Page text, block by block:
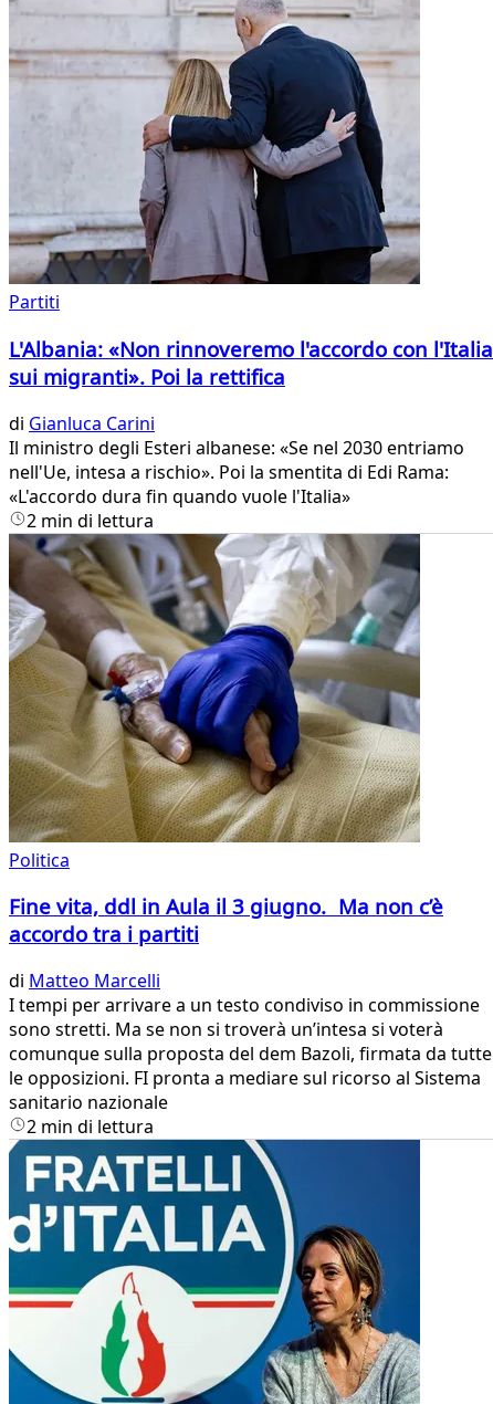
Partiti
L'Albania: «Non rinnoveremo l'accordo con l'Italia
sui migranti». Poi la rettifica
di Gianluca Carini
Il ministro degli Esteri albanese: «Se nel 2030 entriamo
nell'Ue, intesa a rischio». Poi la smentita di Edi Rama:
«L'accordo dura fin quando vuole l'Italia»
2 min di lettura
Politica
Fine vita, ddl in Aula il 3 giugno. Ma non c’è
accordo tra i partiti
di Matteo Marcelli
I tempi per arrivare a un testo condiviso in commissione
sono stretti. Ma se non si troverà un’intesa si voterà
comunque sulla proposta del dem Bazoli, firmata da tutte
le opposizioni. FI pronta a mediare sul ricorso al Sistema
sanitario nazionale
2 min di lettura